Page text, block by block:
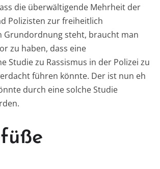
die überwältigende Mehrheit der
Polizisten zur freiheitlich
Grundordnung steht, braucht man
zu haben, dass eine
Studie zu Rassismus in der Polizei zu
führen könnte. Der ist nun eh
durch eine solche Studie